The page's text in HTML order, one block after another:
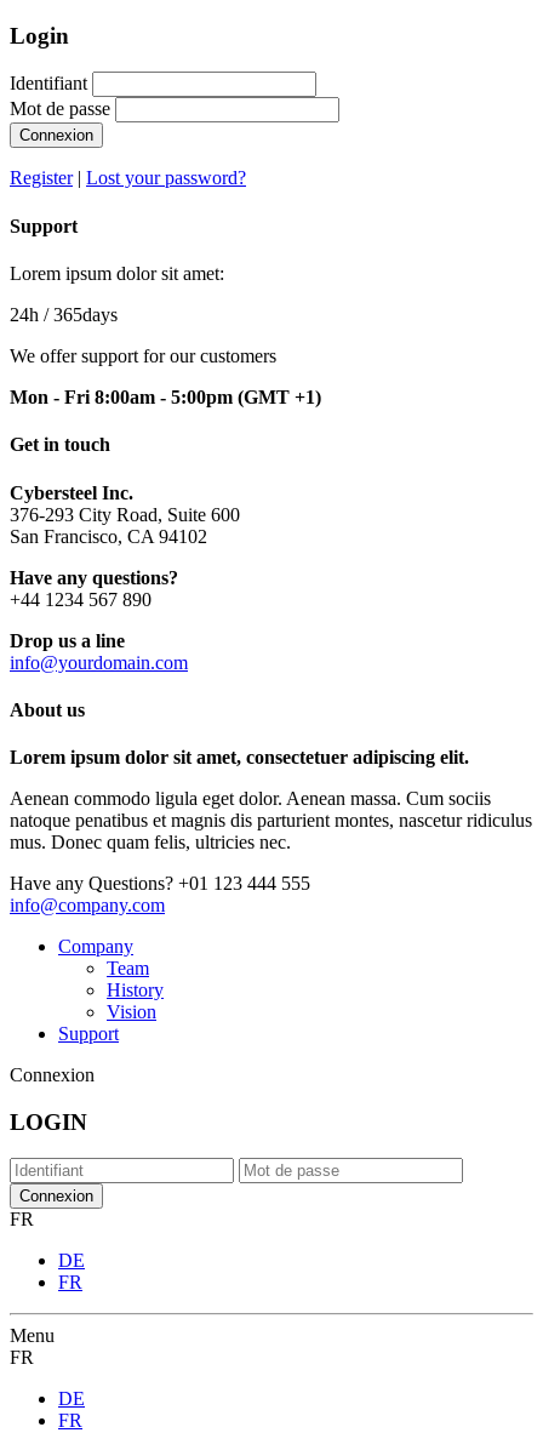
Login
Identifiant
Mot de passe
Connexion
Register| Lost your password?
Support
Lorem ipsum dolor sit amet:
24h / 365days
We offer support for our customers
Mon - Fri 8:00am - 5:00pm (GMT +1)
Get in touch
Cybersteel Inc.
376-293 City Road, Suite 600
San Francisco, CA 94102
Have any questions?
+44 1234 567 890
Drop us a line
info@yourdomain.com
About us
Lorem ipsum dolor sit amet, consectetuer adipiscing elit.
Aenean commodo ligula eget dolor. Aenean massa. Cum sociis
natoque penatibus et magnis dis parturient montes, nascetur ridiculus
mus. Donec quam felis, ultricies nec.
Have any Questions? +01 123 444 555
info@company.com
Company
Team
History
Vision
Support
Connexion
LOGIN
FR
DE
FR
Menu
FR
DE
FR